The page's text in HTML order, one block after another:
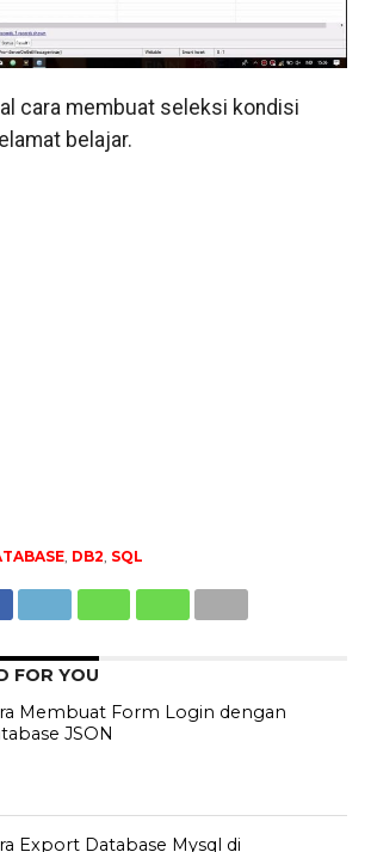
cara membuat seleksi kondisi
belajar.
, DB2, SQL
FOR YOU
Membuat Form Login dengan
JSON
Export Database Mysql di